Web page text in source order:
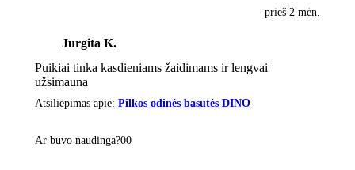
prieš 2 mėn.
Jurgita K.
Puikiai tinka kasdieniams žaidimams ir lengvai
užsimauna
Atsiliepimas apie: Pilkos odinės basutės DINO
Ar buvo naudinga?00